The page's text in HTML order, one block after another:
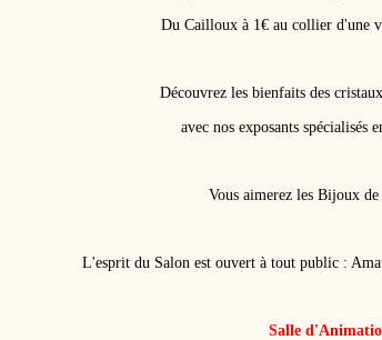
Du Cailloux à 1€ au collier d'une
Découvrez les bienfaits des
avec nos exposants spécialisés
Vous aimerez les Bijoux de
L'esprit du Salon est ouvert à tout public :
Salle